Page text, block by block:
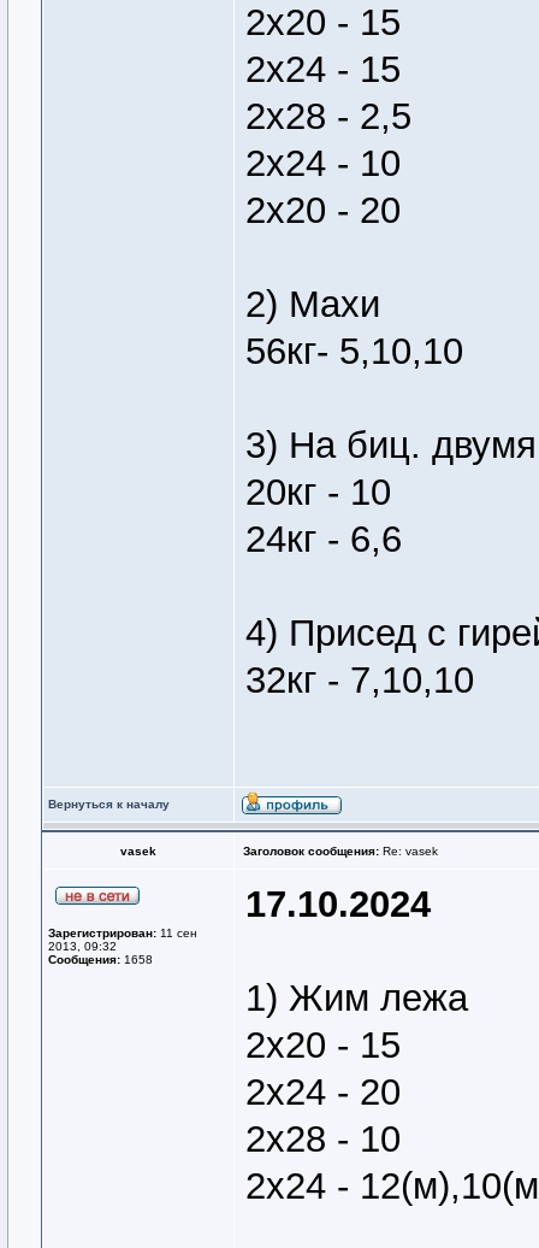
2х20 - 15
2х24 - 15
2х28 - 2,5
2х24 - 10
2х20 - 20
2) Махи
56кг- 5,10,10
3) На биц. двумя
20кг - 10
24кг - 6,6
4) Присед с
32кг - 7,10,10
Вернуться к началу
vasek Заголовок сообщения: Re: vasek
Зарегистрирован: 11 сен
2013, 09:32
Сообщения: 1658
17.10.2024
1) Жим лежа
2х20 - 15
2х24 - 20
2х28 - 10
2х24 -